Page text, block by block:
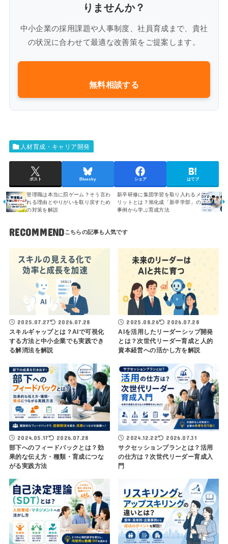
りませんか？
中小企業の採用課題や人事制度、社員育成まで、貴社
の状況に合わせて最適な改善策をご提案します。
無料相談する
人材育成・キャリア開発
ポスト Bluesky シェア はてブ
管理職は本当に罰ゲーム？そう言わ
れる理由とやりがいを取り戻すため
の対策を解説
新卒研修に集団学習を取り入れるメ
リットとは？旭化成「新卒学部」の
事例から学ぶ育成方法
RECOMMEND
2025.07.27 2026.07.28
スキルギャップとは？AIで可視化
する方法と中小企業でも実践でき
る解消法を解説
2025.08.26 2026.07.28
AIを活用したリーダーシップ開発
とは？次世代リーダー育成と人的
資本経営への活かし方を解説
2024.05.17 2026.07.28
部下へのフィードバックとは？効
果的な伝え方・種類・育成につな
がる実践方法
2024.12.22 2026.07.31
サクセッションプランとは？活用
の仕方は？次世代リーダー育成入
門